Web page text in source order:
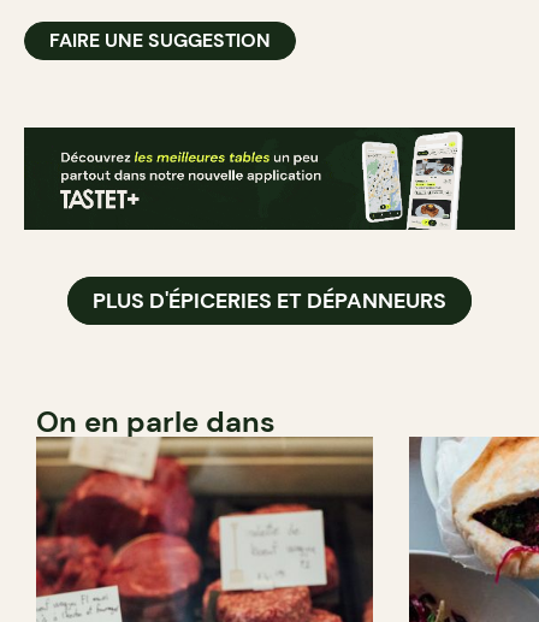
FAIRE UNE SUGGESTION
PLUS D'ÉPICERIES ET DÉPANNEURS
On en parle dans